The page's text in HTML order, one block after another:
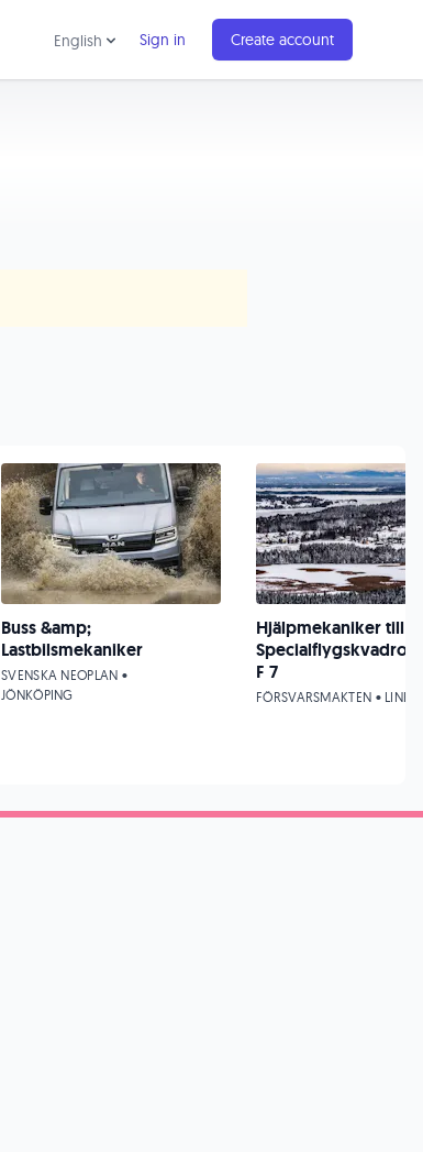
English Sign in Create account
Buss &amp;
Lastbilsmekaniker
SVENSKA NEOPLAN •
JÖNKÖPING
Hjälpmekaniker till
Specialflygskvadron
F 7
FÖRSVARSMAKTEN •